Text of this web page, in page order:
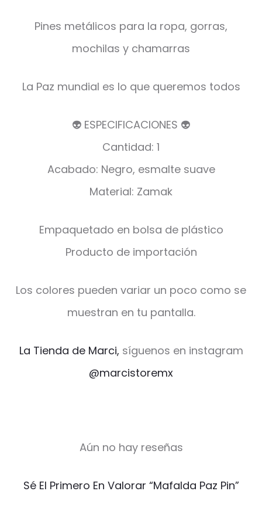
Pines metálicos para la ropa, gorras,
mochilas y chamarras
La Paz mundial es lo que queremos todos
👽 ESPECIFICACIONES 👽
Cantidad: 1
Acabado: Negro, esmalte suave
Material: Zamak
Empaquetado en bolsa de plástico
Producto de importación
Los colores pueden variar un poco como se
muestran en tu pantalla.
La Tienda de Marci, síguenos en instagram
@marcistoremx
V
Aún no hay reseñas
Sé El Primero En Valorar “Mafalda Paz Pin”